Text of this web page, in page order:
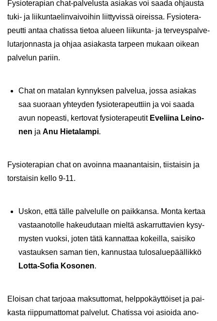
Fy­sio­te­ra­pian chat-​palvelusta asia­kas voi saada oh­jaus­ta
tuki- ja lii­kun­tae­lin­vai­voi­hin liit­ty­vis­sä oi­reis­sa. Fy­sio­te­ra­
peut­ti antaa cha­tis­sa tie­toa alu­een liikunta-​ ja ter­veys­pal­ve­
lu­tar­jon­nas­ta ja ohjaa asia­kas­ta tar­peen mu­kaan oi­kean
pal­ve­lun pa­riin.
Chat on ma­ta­lan kyn­nyk­sen pal­ve­lua, jossa asia­kas
saa suo­raan yh­tey­den fy­sio­te­ra­peut­tiin ja voi saada
avun no­peas­ti, ker­to­vat fy­sio­te­ra­peu­tit Eve­lii­na Lei­no­
nen ja Anu Hie­ta­lam­pi.
Fy­sio­te­ra­pian chat on avoin­na maa­nan­tai­sin, tiis­tai­sin ja
tors­tai­sin kello 9-11.
Uskon, että tälle pal­ve­lul­le on paik­kan­sa. Monta ker­taa
vas­taa­no­tol­le ha­keu­du­taan miel­tä as­kar­rut­ta­vien ky­sy­
mys­ten vuok­si, joten tätä kan­nat­taa ko­keil­la, sai­si­ko
vas­tauk­sen saman tien, kan­nus­taa tu­los­a­lue­pääl­lik­kö
Lotta-​Sofia Ko­so­nen.
Eloi­san chat tar­jo­aa mak­sut­to­mat, help­po­käyt­töi­set ja pai­
kas­ta riip­pu­mat­to­mat pal­ve­lut. Cha­tis­sa voi asioi­da ano­